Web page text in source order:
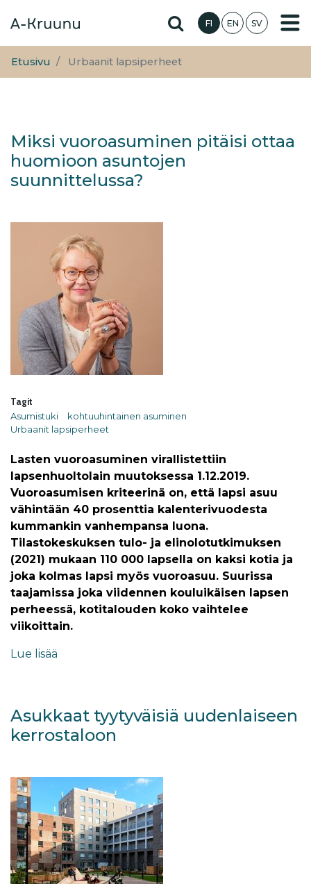
pääsisältöön
Hae sivustolta
FI EN SV
Etusivu Urbaanit lapsiperheet
Miksi vuoroasuminen pitäisi ottaa
huomioon asuntojen
suunnittelussa?
Tagit
Asumistuki
kohtuuhintainen asuminen
Urbaanit lapsiperheet
Lasten vuoroasuminen virallistettiin
lapsenhuoltolain muutoksessa 1.12.2019.
Vuoroasumisen kriteerinä on, että lapsi asuu
vähintään 40 prosenttia kalenterivuodesta
kummankin vanhempansa luona.
Tilastokeskuksen tulo- ja elinolotutkimuksen
(2021) mukaan 110 000 lapsella on kaksi kotia ja
joka kolmas lapsi myös vuoroasuu. Suurissa
taajamissa joka viidennen kouluikäisen lapsen
perheessä, kotitalouden koko vaihtelee
viikoittain.
Lue lisää
Asukkaat tyytyväisiä uudenlaiseen
kerrostaloon